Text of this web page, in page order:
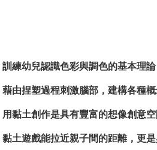
練幼兒認識色彩與調色的基本理
由捏塑過程刺激腦部，建構各種
黏土創作是具有豐富的想像創意
土遊戲能拉近親子間的距離，更